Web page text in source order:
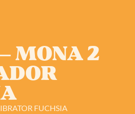
MONA 2
FUCHSIA